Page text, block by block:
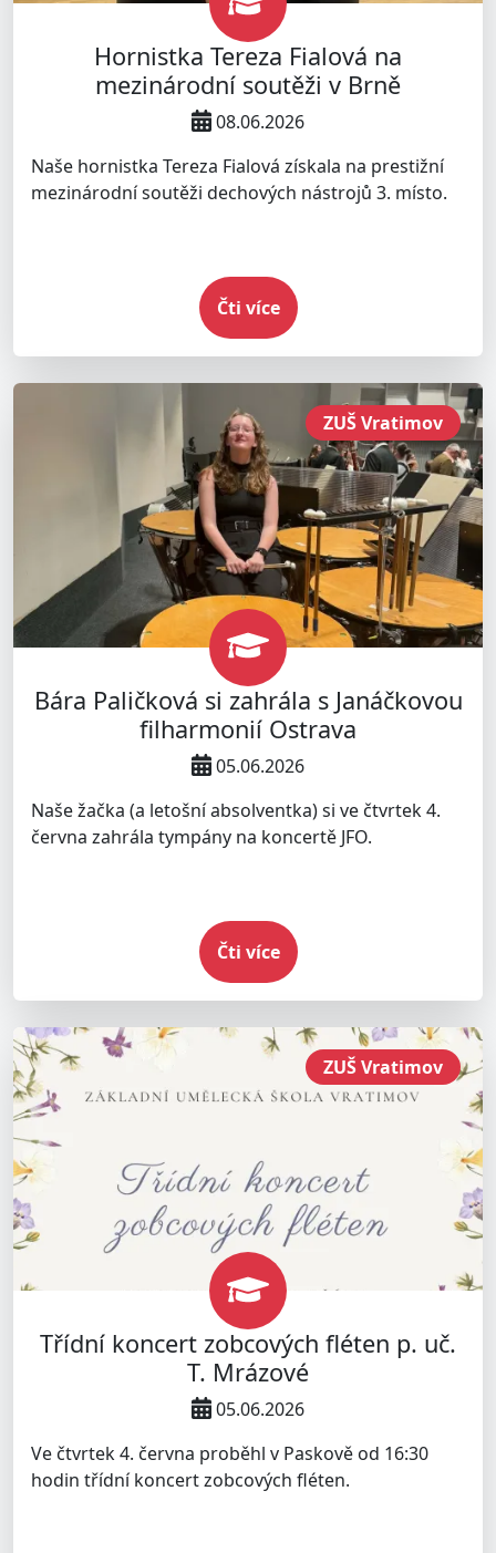
Hornistka Tereza Fialová na
mezinárodní soutěži v Brně
08.06.2026
Naše hornistka Tereza Fialová získala na prestižní
mezinárodní soutěži dechových nástrojů 3. místo.
Čti více
Bára Paličková si zahrála s Janáčkovou
filharmonií Ostrava
05.06.2026
Naše žačka (a letošní absolventka) si ve čtvrtek 4.
června zahrála tympány na koncertě JFO.
Čti více
ZUŠ Vratimov
Třídní koncert zobcových fléten p. uč.
T. Mrázové
05.06.2026
Ve čtvrtek 4. června proběhl v Paskově od 16:30
hodin třídní koncert zobcových fléten.
ZUŠ Vratimov